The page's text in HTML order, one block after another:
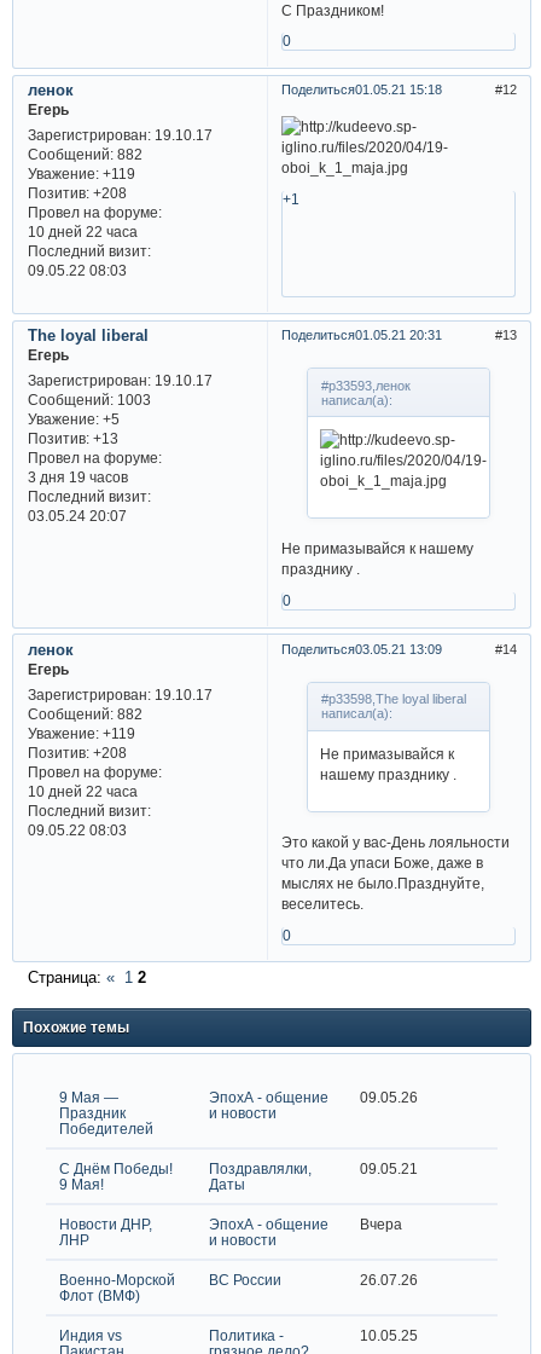
С Праздником!
0
Поделиться 12
01.05.21 15:18
ленок
Егерь
Зарегистрирован: 19.10.17
Сообщений:882
Уважение: +119
Позитив: +208
Провел на форуме:
10 дней 22 часа
Последний визит:
09.05.22 08:03
+1
Поделиться 13
01.05.21 20:31
The loyal liberal
Егерь
Зарегистрирован: 19.10.17
Сообщений:1003
Уважение: +5
Позитив: +13
Провел на форуме:
3 дня 19 часов
Последний визит:
03.05.24 20:07
#p33593,ленок
написал(а):
Не примазывайся к нашему
празднику .
0
Поделиться 14
03.05.21 13:09
ленок
Егерь
Зарегистрирован: 19.10.17
Сообщений:882
Уважение: +119
Позитив: +208
Провел на форуме:
10 дней 22 часа
Последний визит:
09.05.22 08:03
#p33598,The loyal liberal
написал(а):
Не примазывайся к
нашему празднику .
Это какой у вас-День лояльности
что ли.Да упаси Боже, даже в
мыслях не было.Празднуйте,
веселитесь.
0
Страница: « 1 2
Похожие темы
9 Мая —
Праздник
Победителей
ЭпохА - общение
и новости
09.05.26
С Днём Победы!
9 Мая!
Поздравлялки,
Даты
09.05.21
Новости ДНР,
ЛНР
ЭпохА - общение
и новости
Вчера
Военно-Морской
Флот (ВМФ)
ВС России 26.07.26
Индия vs
Политика -
10.05.25